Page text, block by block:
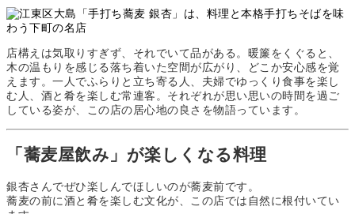
店構えは気取りすぎず、それでいて品がある。暖簾をくぐると、
木の温もりを感じる落ち着いた空間が広がり、どこか安心感を覚
えます。一人でふらりと立ち寄る人、夫婦でゆっくり食事を楽し
む人、酒と肴を楽しむ常連客。それぞれが思い思いの時間を過ご
している姿が、この店の居心地の良さを物語っています。
「蕎麦屋飲み」が楽しくなる料理
銀杏さんでぜひ楽しんでほしいのが蕎麦前です。
蕎麦の前に酒と肴を楽しむ文化が、この店では自然に根付いてい